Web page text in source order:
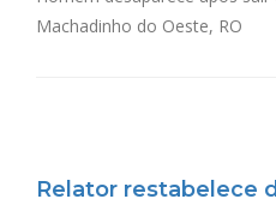
Machadinho do Oeste, RO
Relator restabelece